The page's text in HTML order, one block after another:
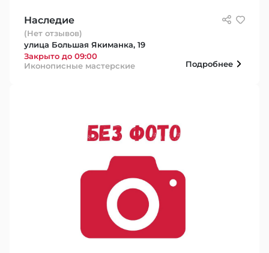
Наследие
(Нет отзывов)
улица Большая Якиманка, 19
Закрыто до 09:00
Иконописные мастерские
Подробнее